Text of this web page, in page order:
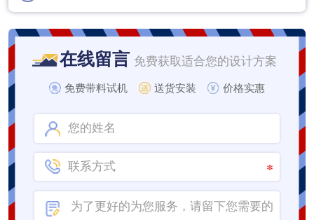
在线留言 免费获取适合您的设计方案
免费带料试机 送货安装 价格实惠